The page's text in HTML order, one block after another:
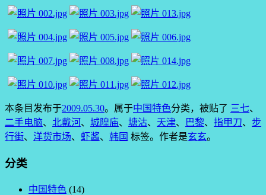
本条目发布于2009.05.30。属于中国特色分类，被贴了 三七、
二手电脑、 北戴河、 城隍庙、 塘沽、 天津、 巴黎、 指甲刀、 步
行街、 洋货市场、 虾酱、 韩国 标签。 作者是玄玄。
分类
中国特色 (14)